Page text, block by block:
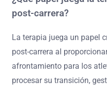
post-carrera?
La terapia juega un papel
post-carrera al
afrontamiento para los
procesar su transición,